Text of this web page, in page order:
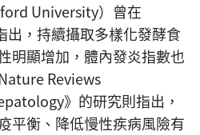
University）曾在
出，持續攝取多樣化發酵食
明顯增加，體內發炎指數也
Reviews
》的研究則指出，
平衡、降低慢性疾病風險有